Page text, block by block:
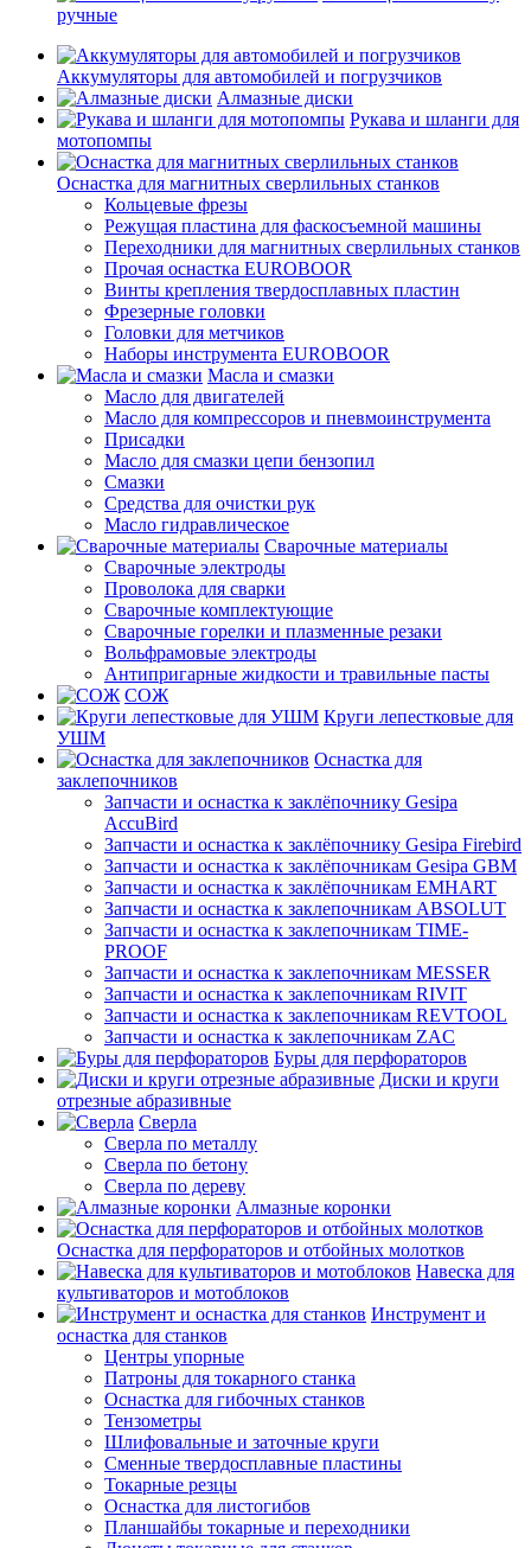
ручные
Аккумуляторы для автомобилей и погрузчиков
Алмазные диски
Рукава и шланги для
мотопомпы
Оснастка для магнитных сверлильных станков
Кольцевые фрезы
Режущая пластина для фаскосъемной машины
Переходники для магнитных сверлильных станков
Прочая оснастка EUROBOOR
Винты крепления твердосплавных пластин
Фрезерные головки
Головки для метчиков
Наборы инструмента EUROBOOR
Масла и смазки
Масло для двигателей
Масло для компрессоров и пневмоинструмента
Присадки
Масло для смазки цепи бензопил
Смазки
Средства для очистки рук
Масло гидравлическое
Сварочные материалы
Сварочные электроды
Проволока для сварки
Сварочные комплектующие
Сварочные горелки и плазменные резаки
Вольфрамовые электроды
Антипригарные жидкости и травильные пасты
СОЖ
Круги лепестковые для
УШМ
Оснастка для
заклепочников
Запчасти и оснастка к заклёпочнику Gesipa
AccuBird
Запчасти и оснастка к заклёпочнику Gesipa Firebird
Запчасти и оснастка к заклёпочникам Gesipa GBM
Запчасти и оснастка к заклёпочникам EMHART
Запчасти и оснастка к заклепочникам ABSOLUT
Запчасти и оснастка к заклепочникам TIME-
PROOF
Запчасти и оснастка к заклепочникам MESSER
Запчасти и оснастка к заклепочникам RIVIT
Запчасти и оснастка к заклепочникам REVTOOL
Запчасти и оснастка к заклепочникам ZAC
Буры для перфораторов
Диски и круги
отрезные абразивные
Сверла
Сверла по металлу
Сверла по бетону
Сверла по дереву
Алмазные коронки
Оснастка для перфораторов и отбойных молотков
Навеска для
культиваторов и мотоблоков
Инструмент и
оснастка для станков
Центры упорные
Патроны для токарного станка
Оснастка для гибочных станков
Тензометры
Шлифовальные и заточные круги
Сменные твердосплавные пластины
Токарные резцы
Оснастка для листогибов
Планшайбы токарные и переходники